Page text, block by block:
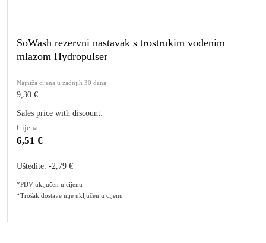
SoWash rezervni nastavak s trostrukim vodenim
mlazom Hydropulser
Najniža cijena u zadnjih 30 dana
9,30 €
Sales price with discount:
Cijena:
6,51 €
Uštedite: -2,79 €
*PDV uključen u cijenu
*Trošak dostave nije uključen u cijenu